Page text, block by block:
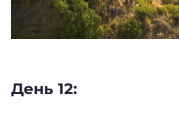
День 12: